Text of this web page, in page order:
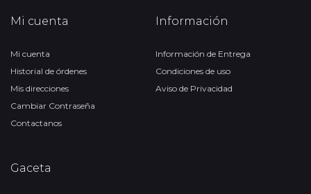
Mi cuenta
Mi cuenta
Historial de órdenes
Mis direcciones
Cambiar Contraseña
Contactanos
Información
Información de Entrega
Condiciones de uso
Aviso de Privacidad
Gaceta